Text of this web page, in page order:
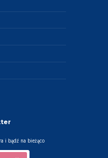
i bądź na bieżąco